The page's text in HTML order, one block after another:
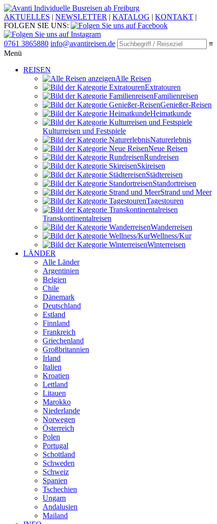
Individuelle Busreisen ab Freiburg
AKTUELLES | NEWSLETTER | KATALOG | KONTAKT |
FOLGEN SIE UNS:
0761 3865880 info@avantireisen.de
≡
Menü
REISEN
Alle Reisen
Extratouren
Familien­reisen
Genießer-Reisen
Heimatkunde
Kultur­reisen und Festspiele
Naturerlebnis
Neue Reisen
Rund­reisen
Ski­reisen
Städte­reisen
Standort­reisen
Strand und Meer
Tagestouren
Transkontinental­reisen
Wander­reisen
Wellness/Kur
Winter­reisen
LÄNDER
Alle Länder
Argentinien
Belgien
Chile
Dänemark
Deutschland
Estland
Finnland
Frankreich
Griechenland
Großbritannien
Irland
Italien
Kroatien
Lettland
Litauen
Marokko
Niederlande
Norwegen
Österreich
Polen
Portugal
Schottland
Schweden
Schweiz
Spanien
Tschechien
Ungarn
Andalusien
Mailand